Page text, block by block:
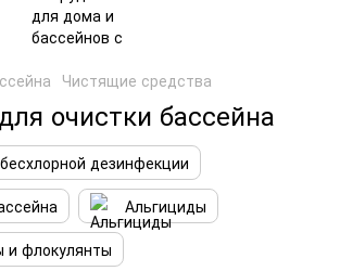
Чистящие средства
очистки бассейна
дезинфекции
Альгициды
и флокулянты